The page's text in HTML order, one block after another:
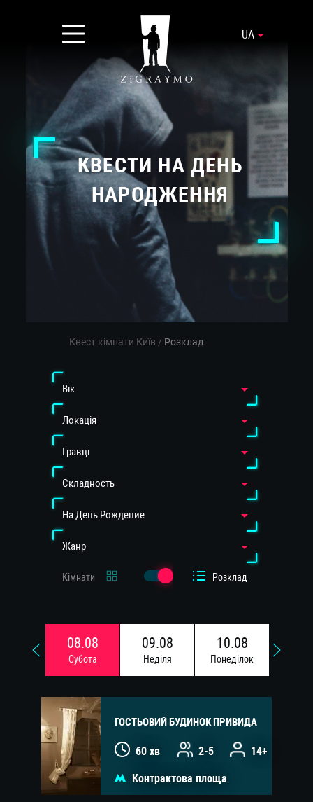
UA
КВЕСТИ НА ДЕНЬ
НАРОДЖЕННЯ
Квест кімнати Київ / Розклад
Вiк
Локація
Гравці
Cкладность
На День Рождение
Жанр
Кімнати Розклад
08.08
Субота
09.08
Недiля
10.08
Понедiлок
ГОСТЬОВИЙ БУДИНОК ПРИВИДА
60 хв 2-5 14+
Контрактова площа